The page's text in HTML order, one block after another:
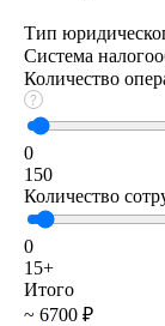
Тип
Система
Количество
0
150
Количество
0
15+
Итого
~ 6700 ₽